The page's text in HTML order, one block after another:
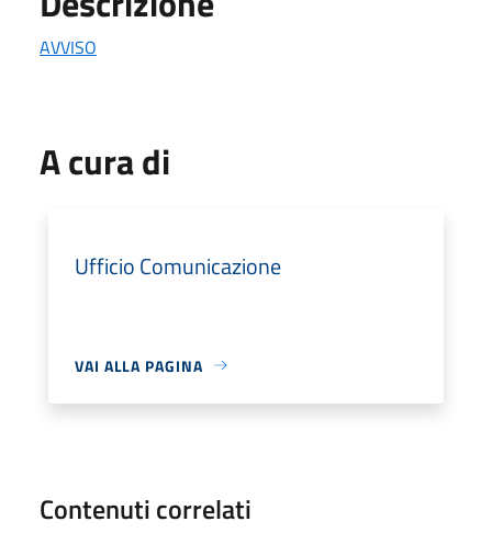
AVVISO
A cura di
Ufficio Comunicazione
VAI ALLA PAGINA
Contenuti correlati